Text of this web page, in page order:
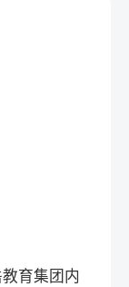
育集团内